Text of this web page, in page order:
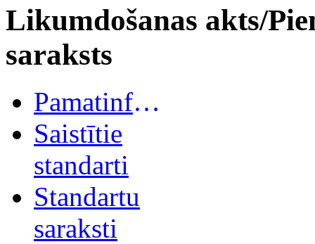
Likumdošanas akts/
saraksts
Pamatinformācija
Saistītie
standarti
Standartu
saraksti